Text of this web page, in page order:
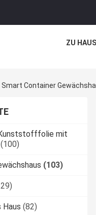
ZU
Smart Container
mit
(100)
(103)
Haus (82)